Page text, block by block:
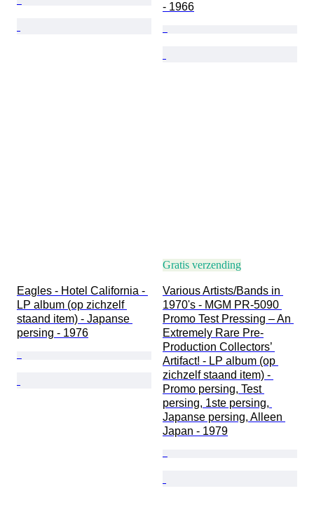
- 1966
Eagles - Hotel California -
LP album (op zichzelf
staand item) - Japanse
persing - 1976
Gratis verzending
Various Artists/Bands in
1970's - MGM PR-5090
Promo Test Pressing – An
Extremely Rare Pre-
Production Collectors’
Artifact! - LP album (op
zichzelf staand item) -
Promo persing, Test
persing, 1ste persing,
Japanse persing, Alleen
Japan - 1979